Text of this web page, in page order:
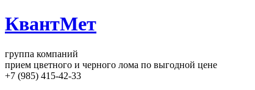
КвантМет
группа компаний
прием цветного и черного лома по выгодной цене
+7 (985) 415-42-33